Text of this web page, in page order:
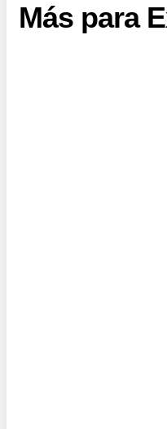
Más para